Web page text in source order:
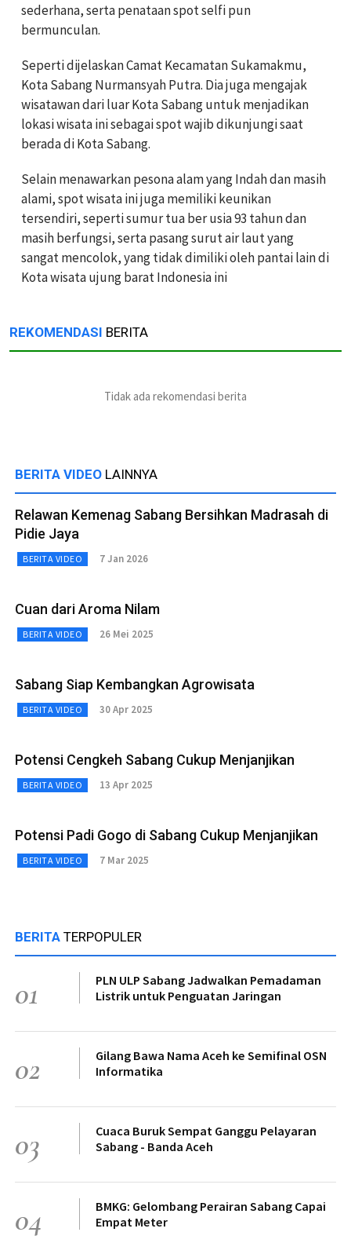
sederhana, serta penataan spot selfi pun
bermunculan.
Seperti dijelaskan Camat Kecamatan Sukamakmu,
Kota Sabang Nurmansyah Putra. Dia juga mengajak
wisatawan dari luar Kota Sabang untuk menjadikan
lokasi wisata ini sebagai spot wajib dikunjungi saat
berada di Kota Sabang.
Selain menawarkan pesona alam yang Indah dan masih
alami, spot wisata ini juga memiliki keunikan
tersendiri, seperti sumur tua ber usia 93 tahun dan
masih berfungsi, serta pasang surut air laut yang
sangat mencolok, yang tidak dimiliki oleh pantai lain di
Kota wisata ujung barat Indonesia ini
REKOMENDASI BERITA
Tidak ada rekomendasi berita
BERITA VIDEO LAINNYA
Relawan Kemenag Sabang Bersihkan Madrasah di
Pidie Jaya
BERITA VIDEO 7 Jan 2026
Cuan dari Aroma Nilam
BERITA VIDEO 26 Mei 2025
Sabang Siap Kembangkan Agrowisata
BERITA VIDEO 30 Apr 2025
Potensi Cengkeh Sabang Cukup Menjanjikan
BERITA VIDEO 13 Apr 2025
Potensi Padi Gogo di Sabang Cukup Menjanjikan
BERITA VIDEO 7 Mar 2025
BERITA TERPOPULER
01
PLN ULP Sabang Jadwalkan Pemadaman
Listrik untuk Penguatan Jaringan
02
Gilang Bawa Nama Aceh ke Semifinal OSN
Informatika
03
Cuaca Buruk Sempat Ganggu Pelayaran
Sabang - Banda Aceh
04
BMKG: Gelombang Perairan Sabang Capai
Empat Meter